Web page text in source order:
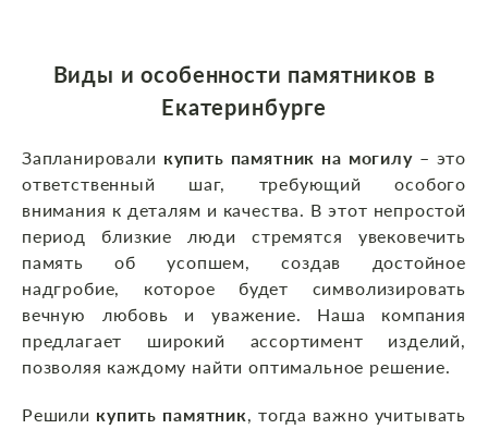
Виды и особенности памятников в
Екатеринбурге
Запланировали купить памятник на могилу– это
ответственный шаг, требующий особого
внимания к деталям и качества. В этот непростой
период близкие люди стремятся увековечить
память об усопшем, создав достойное
надгробие, которое будет символизировать
вечную любовь и уважение. Наша компания
предлагает широкий ассортимент изделий,
позволяя каждому найти оптимальное решение.
Решили купить памятник, тогда важно учитывать